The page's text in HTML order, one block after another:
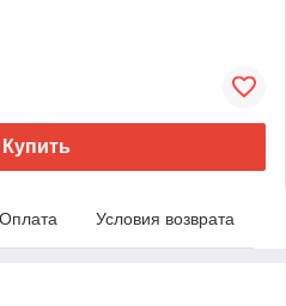
Купить
Оплата Условия возврата